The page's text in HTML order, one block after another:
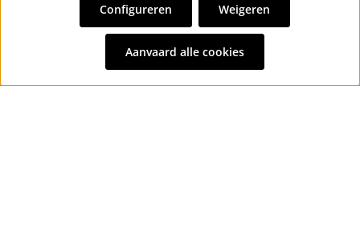
Alle prijzen incl. btw plusverzendkosten
bezorgkosten, indien niet anders vermeld.
Weigeren
Configureren
Aanvaard alle cookies